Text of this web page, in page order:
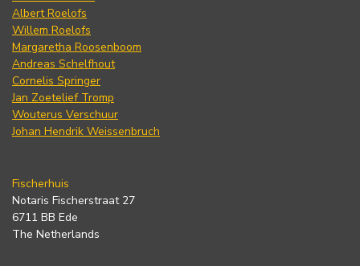
Albert Roelofs
Willem Roelofs
Margaretha Roosenboom
Andreas Schelfhout
Cornelis Springer
Jan Zoetelief Tromp
Wouterus Verschuur
Johan Hendrik Weissenbruch
Fischerhuis
Notaris Fischerstraat 27
6711 BB Ede
The Netherlands